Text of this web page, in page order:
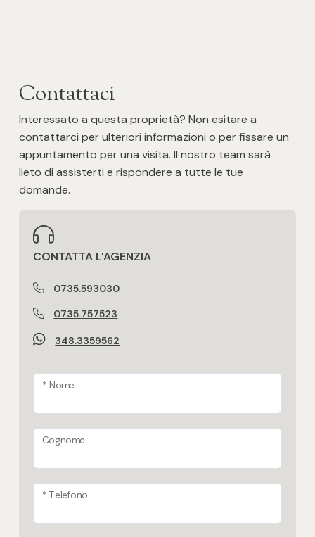
Si valutano permute
Tipologia di proprietà
Presente e funzionante su tutto l'alloggio
Pannelli solari termici
Cappotto termico esterno
Contattaci
Interessato a questa proprietà? Non esitare a
contattarci per ulteriori informazioni o per fissare un
appuntamento per una visita. Il nostro team sarà
lieto di assisterti e rispondere a tutte le tue
domande.
CONTATTA L'AGENZIA
0735.593030
0735.757523
348.3359562
* Nome
Cognome
* Telefono